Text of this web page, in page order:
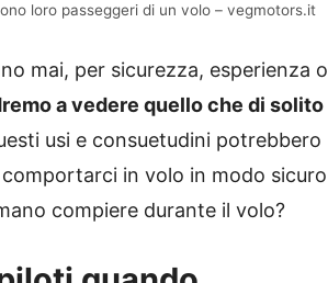
loro passeggeri di un volo – vegmotors.it
mai, per sicurezza, esperienza o
a vedere quello che di solito
usi e consuetudini potrebbero
in volo in modo sicuro
compiere durante il volo?